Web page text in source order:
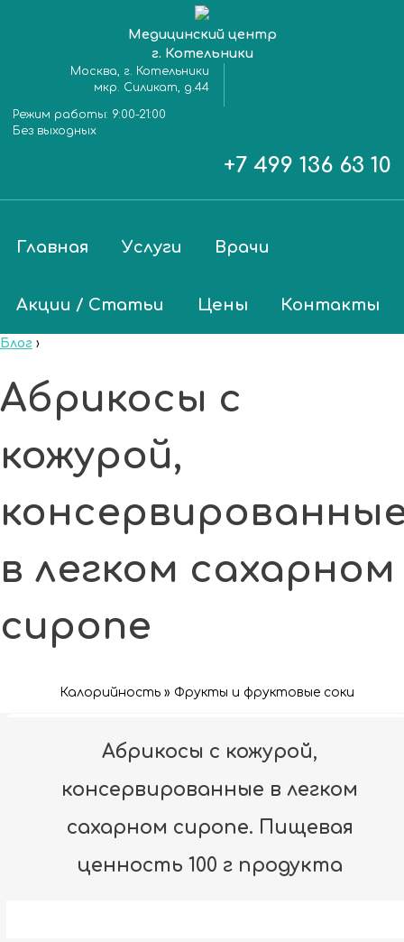
Медицинский центр
г. Котельники
Москва, г. Котельники
мкр. Силикат, д.44
Режим работы: 9:00-21:00
Без выходных
+7 499 136 63 10
Главная Услуги Врачи
Акции / Статьи Цены Контакты
Блог ›
Абрикосы с
кожурой,
в легком сахарном
сиропе
Калорийность » Фрукты и фруктовые соки
Абрикосы с кожурой,
консервированные в легком
сахарном сиропе. Пищевая
ценность 100 г продукта